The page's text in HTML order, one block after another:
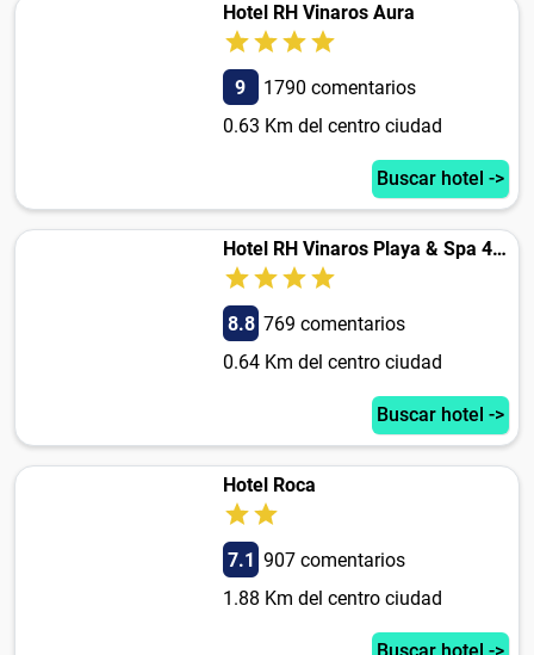
Hotel RH Vinaros Aura
9
1790 comentarios
0.63 Km del centro ciudad
Buscar hotel ->
Hotel RH Vinaros Playa & Spa 4* Sup
8.8 769 comentarios
0.64 Km del centro ciudad
Buscar hotel ->
Hotel Roca
7.1 907 comentarios
1.88 Km del centro ciudad